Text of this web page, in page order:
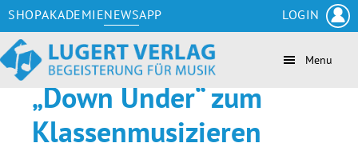
Zum
Inhalt
springen
Skip
to
secondary
navigation
Zur
Seitenspalte
springen
Zur
Fußzeile
springen
Menu
„Down Under“ zum
Klassenmusizieren
SHOPAKADEMIENEWSAPP LOGIN